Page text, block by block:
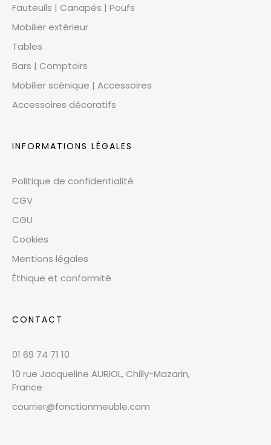
Fauteuils | Canapés | Poufs
Mobilier extérieur
Tables
Bars | Comptoirs
Mobilier scénique | Accessoires
Accessoires décoratifs
INFORMATIONS LÉGALES
Politique de confidentialité
CGV
CGU
Cookies
Mentions légales
Éthique et conformité
CONTACT
01 69 74 71 10
10 rue Jacqueline AURIOL, Chilly-Mazarin,
France
courrier@fonctionmeuble.com